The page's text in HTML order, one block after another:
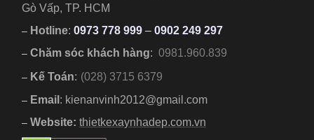
Gò Vấp, TP. HCM
– Hotline: 0973 778 999 –0902 249 297
– Chăm sóc khách hàng: 0981.960.839
– Kế Toán: (028) 3715 6379
– Email : kienanvinh2012@gmail.com
– Website:thietkexaynhadep.com.vn